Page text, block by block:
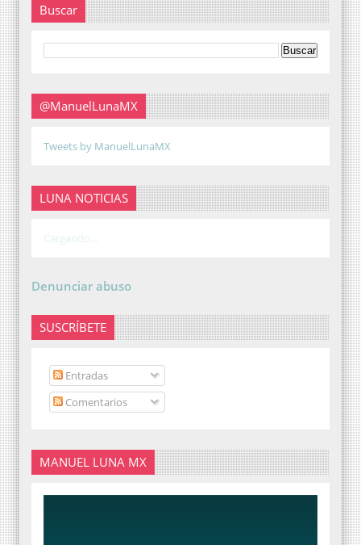
Buscar
@ManuelLunaMX
Tweets by ManuelLunaMX
LUNA NOTICIAS
Cargando...
Denunciar abuso
SUSCRÍBETE
Entradas
Comentarios
MANUEL LUNA MX